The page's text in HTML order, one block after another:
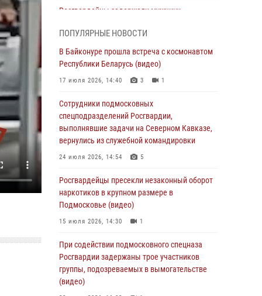
Росгвардейцы задержали мужчину,
(видео)
06 августа 2026, 14:35 1
Росгвардейцы провели «Урок безопасности»
05 августа 2026, 15:52 4
При содействии подмосковного спецназа
Росгвардии задержаны подозреваемые в
организации незаконной миграции и
(видео)
05 августа 2026, 15:48 1
отработали навыки огневой подготовки на
комплексных учениях
04 августа 2026, 12:21 4
ПОПУЛЯРНЫЕ НОВОСТИ
В Байконуре прошла встреча с космонавтом
Республики Беларусь (видео)
17 июля 2026, 14:40 3 1
Сотрудники подмосковных
спецподразделений Росгвардии,
выполнявшие задачи на Северном Кавказе,
вернулись из служебной командировки
24 июля 2026, 14:54 5
Росгвардейцы пресекли незаконный оборот
наркотиков в крупном размере в
Подмосковье (видео)
15 июля 2026, 14:30 1
При содействии подмосковного спецназа
Росгвардии задержаны трое участников
группы, подозреваемых в вымогательстве
(видео)